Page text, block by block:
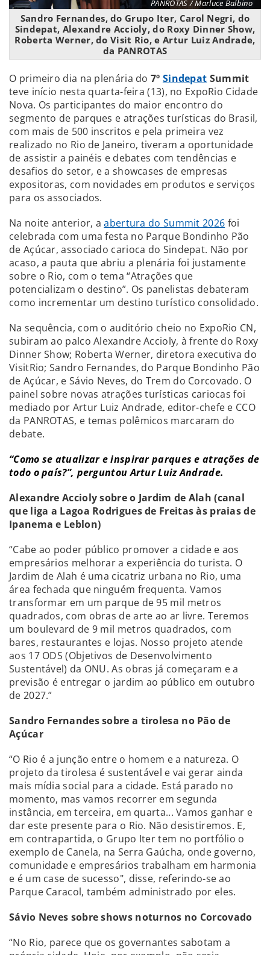
PANROTAS / Marluce Balbino
Sandro Fernandes, do Grupo Iter, Carol Negri, do
Sindepat, Alexandre Accioly, do Roxy Dinner Show,
Roberta Werner, do Visit Rio, e Artur Luiz Andrade,
da PANROTAS
O primeiro dia na plenária do 7º Sindepat Summit
teve início nesta quarta-feira (13), no ExpoRio Cidade
Nova. Os participantes do maior encontro do
segmento de parques e atrações turísticas do Brasil,
com mais de 500 inscritos e pela primeira vez
realizado no Rio de Janeiro, tiveram a oportunidade
de assistir a painéis e debates com tendências e
desafios do setor, e a showcases de empresas
expositoras, com novidades em produtos e serviços
para os associados.
Na noite anterior, aabertura do Summit 2026 foi
celebrada com uma festa no Parque Bondinho Pão
de Açúcar, associado carioca do Sindepat. Não por
acaso, a pauta que abriu a plenária foi justamente
sobre o Rio, com o tema “Atrações que
potencializam o destino”. Os panelistas debateram
como incrementar um destino turístico consolidado.
Na sequência, com o auditório cheio no ExpoRio CN,
subiram ao palco Alexandre Accioly, à frente do Roxy
Dinner Show; Roberta Werner, diretora executiva do
VisitRio; Sandro Fernandes, do Parque Bondinho Pão
de Açúcar, e Sávio Neves, do Trem do Corcovado. O
painel sobre novas atrações turísticas cariocas foi
mediado por Artur Luiz Andrade, editor-chefe e CCO
da PANROTAS, e temas polêmicos marcaram do
debate.
“Como se atualizar e inspirar parques e atrações de
todo o país?”, perguntou Artur Luiz Andrade.
Alexandre Accioly sobre o Jardim de Alah (canal
que liga a Lagoa Rodrigues de Freitas às praias de
Ipanema e Leblon)
“Cabe ao poder público promover a cidade e aos
empresários melhorar a experiência do turista. O
Jardim de Alah é uma cicatriz urbana no Rio, uma
área fechada que ninguém frequenta. Vamos
transformar em um parque de 95 mil metros
quadrados, com obras de arte ao ar livre. Teremos
um boulevard de 9 mil metros quadrados, com
bares, restaurantes e lojas. Nosso projeto atende
aos 17 ODS (Objetivos de Desenvolvimento
Sustentável) da ONU. As obras já começaram e a
previsão é entregar o jardim ao público em outubro
de 2027.”
Sandro Fernandes sobre a tirolesa no Pão de
Açúcar
“O Rio é a junção entre o homem e a natureza. O
projeto da tirolesa é sustentável e vai gerar ainda
mais mídia social para a cidade. Está parado no
momento, mas vamos recorrer em segunda
instância, em terceira, em quarta... Vamos ganhar e
dar este presente para o Rio. Não desistiremos. E,
em contrapartida, o Grupo Iter tem no portfólio o
exemplo de Canela, na Serra Gaúcha, onde governo,
comunidade e empresários trabalham em harmonia
e é um case de sucesso", disse, referindo-se ao
Parque Caracol, também administrado por eles.
Sávio Neves sobre shows noturnos no Corcovado
“No Rio, parece que os governantes sabotam a